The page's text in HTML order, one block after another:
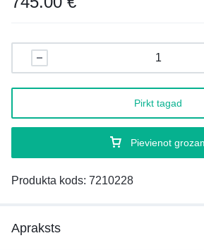
Pievienot
Pirkt tagad
Produkta kods: 7210228
Apraksts